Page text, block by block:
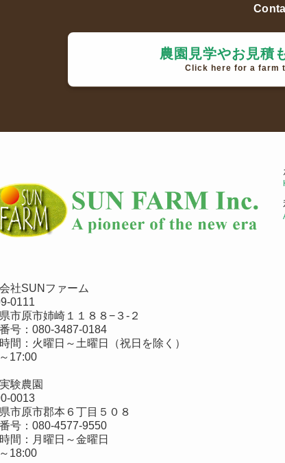
農園見学やお見積
Click here for a farm
社SUNファーム
0111
市原市姉崎１１８８−３-２
号： 080-3487-0184
間：火曜日～土曜日（祝日を除く）
17:00
験農園
0013
市原市郡本６丁目５０８
号： 080-4577-9550
間：月曜日～金曜日
18:00